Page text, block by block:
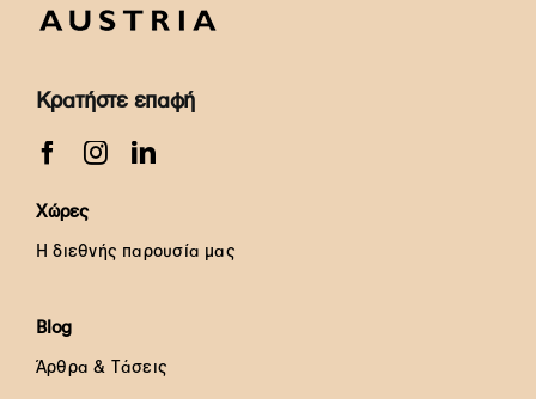
Κρατήστε επαφή
Χώρες
Η διεθνής παρουσία μας
Blog
Άρθρα & Τάσεις